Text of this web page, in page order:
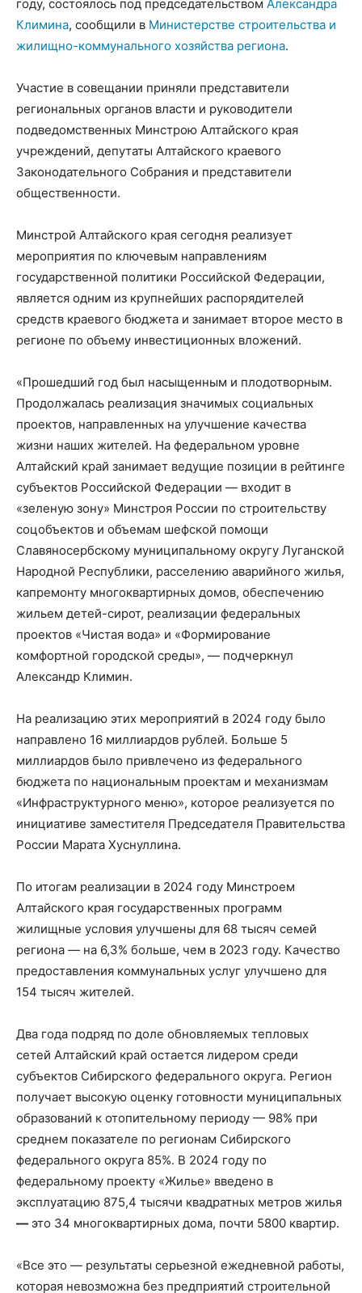
году, состоялось под председательством Александра
Климина, сообщили в Министерстве строительства и
жилищно-коммунального хозяйства региона.
Участие в совещании приняли представители
региональных органов власти и руководители
подведомственных Минстрою Алтайского края
учреждений, депутаты Алтайского краевого
Законодательного Собрания и представители
общественности.
Минстрой Алтайского края сегодня реализует
мероприятия по ключевым направлениям
государственной политики Российской Федерации,
является одним из крупнейших распорядителей
средств краевого бюджета и занимает второе место в
регионе по объему инвестиционных вложений.
«Прошедший год был насыщенным и плодотворным.
Продолжалась реализация значимых социальных
проектов, направленных на улучшение качества
жизни наших жителей. На федеральном уровне
Алтайский край занимает ведущие позиции в рейтинге
субъектов Российской Федерации — входит в
«зеленую зону» Минстроя России по строительству
соцобъектов и объемам шефской помощи
Славяносербскому муниципальному округу Луганской
Народной Республики, расселению аварийного жилья,
капремонту многоквартирных домов, обеспечению
жильем детей-сирот, реализации федеральных
проектов «Чистая вода» и «Формирование
комфортной городской среды», — подчеркнул
Александр Климин.
На реализацию этих мероприятий в 2024 году было
направлено 16 миллиардов рублей. Больше 5
миллиардов было привлечено из федерального
бюджета по национальным проектам и механизмам
«Инфраструктурного меню», которое реализуется по
инициативе заместителя Председателя Правительства
России Марата Хуснуллина.
По итогам реализации в 2024 году Минстроем
Алтайского края государственных программ
жилищные условия улучшены для 68 тысяч семей
региона — на 6,3% больше, чем в 2023 году. Качество
предоставления коммунальных услуг улучшено для
154 тысяч жителей.
Два года подряд по доле обновляемых тепловых
сетей Алтайский край остается лидером среди
субъектов Сибирского федерального округа. Регион
получает высокую оценку готовности муниципальных
образований к отопительному периоду — 98% при
среднем показателе по регионам Сибирского
федерального округа 85%. В 2024 году по
федеральному проекту «Жилье» введено в
эксплуатацию 875,4 тысячи квадратных метров жилья
— это 34 многоквартирных дома, почти 5800 квартир.
«Все это — результаты серьезной ежедневной работы,
которая невозможна без предприятий строительной